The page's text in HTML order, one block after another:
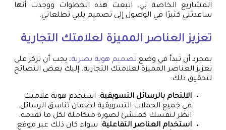
المشاريع الخاصة بي، اتبعت هذه الخطوات ووجدت أنها
ساعدتني كثيرًا في الوصول إلى تصميم يلبي تطلعاتي.
تعزيز العناصر المميزة لعلامتك التجارية
بمجرد أن تبدأ في وضع تصميم هوية بصرية، يجب أن تركز على
تعزيز العناصر المميزة لعلامتك التجارية. إليك بعض النصائح
لتحقيق ذلك:
الالتحام بالرسائل التسويقية: استخدم هوية علامتك
في جميع الحملات التسويقية لضمان تناسق الرسائل.
انظر لنفسك كمنشئ لصورة متكاملة لكل ما تقدمه.
استخدام العناصر التفاعلية: سواء كان ذلك عبر موقع